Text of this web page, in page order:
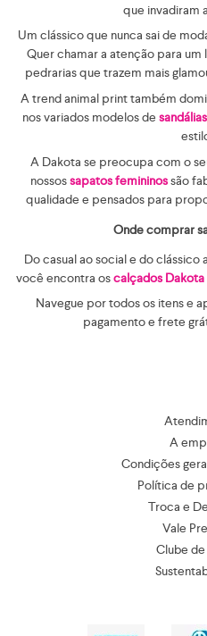
que invadiram
Um clássico que nunca sai de
Quer chamar a atenção para um
pedrarias que trazem mais
A trend animal print também
nos variados modelos de
A Dakota se preocupa com o
nossossapatos femininossão
qualidade e pensados para
Onde comprar
Do casual ao social e do clássico
você encontra oscalçados Dakota
Navegue por todos os itens e
pagamento e frete
A
Condições
Política de
Troca e
Vale
Clube